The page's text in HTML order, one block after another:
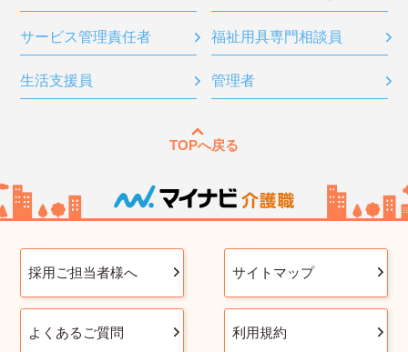
サービス管理責任者 福祉用具専門相談員
生活支援員 管理者
TOPへ戻る
採用ご担当者様へ サイトマップ
よくあるご質問 利用規約